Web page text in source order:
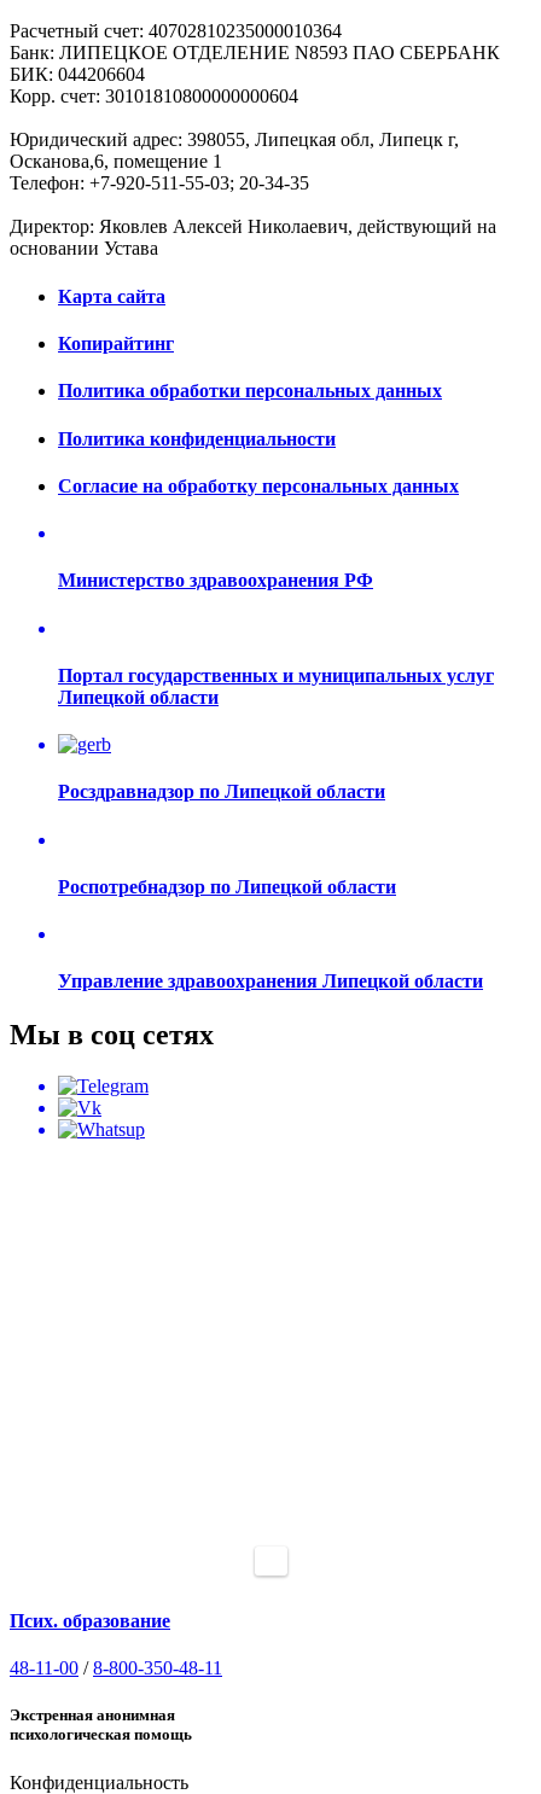
Расчетный счет: 40702810235000010364
Банк: ЛИПЕЦКОЕ ОТДЕЛЕНИЕ N8593 ПАО СБЕРБАНК
БИК: 044206604
Корр. счет: 30101810800000000604
Юридический адрес: 398055, Липецкая обл, Липецк г,
Осканова,6, помещение 1
Телефон: +7-920-511-55-03; 20-34-35
Директор: Яковлев Алексей Николаевич, действующий на
основании Устава
Карта сайта
Копирайтинг
Политика обработки персональных данных
Политика конфиденциальности
Согласие на обработку персональных данных
Министерство здравоохранения РФ
Портал государственных и муниципальных услуг
Липецкой области
Росздравнадзор по Липецкой области
Роспотребнадзор по Липецкой области
Управление здравоохранения Липецкой области
Мы в соц сетях
Псих. образование
48-11-00 /8-800-350-48-11
Экстренная анонимная
психологическая помощь
Конфиденциальность